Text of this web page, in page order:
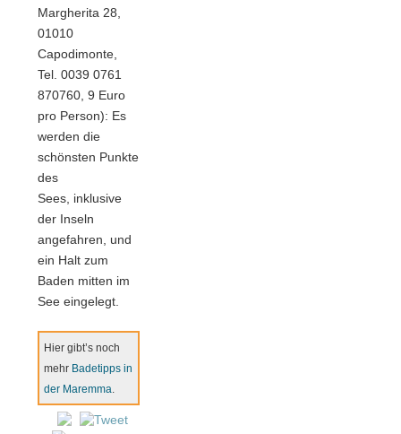
Margherita 28,
01010
Capodimonte,
Tel. 0039 0761
870760, 9 Euro
pro Person): Es
werden die
schönsten Punkte
des
Sees, inklusive
der Inseln
angefahren, und
ein Halt zum
Baden mitten im
See eingelegt.
Hier gibt’s noch
mehr Badetipps in
der Maremma